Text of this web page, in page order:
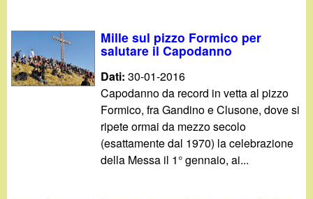
Mille sul pizzo Formico per
salutare il Capodanno
Dati:30-01-2016
Capodanno da record in vetta al pizzo
Formico, fra Gandino e Clusone, dove si
ripete ormai da mezzo secolo
(esattamente dal 1970) la celebrazione
della Messa il 1° gennaio, ai...